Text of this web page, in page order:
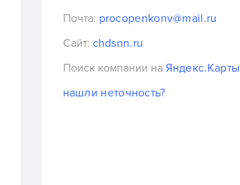
Почта: procopenkonv@mail.ru
Сайт: chdsnn.ru
Поиск компании на Яндекс.Карты
нашли неточность?